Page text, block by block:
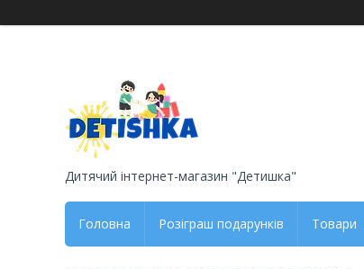
Дитячий інтернет-магазин "Детишка"
Головна Розіграш подарунків Товари